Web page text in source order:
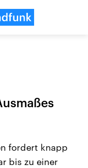
fordert knapp
bis zu einer